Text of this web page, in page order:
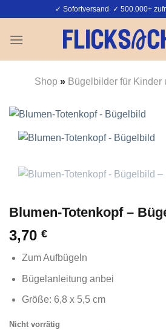
springen
✓ Sofortversand ✓ 500.000+
Shop » Bügelbilder für Kinder
Blumen-Totenkopf –
3,70 €
Zum Aufbügeln
Bügelanleitung anbei
Größe: 6,8 x 5,5 cm
Nicht vorrätig